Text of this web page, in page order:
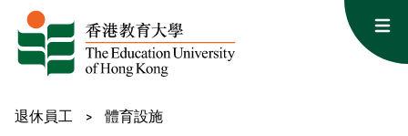
跳至主要內容
退休員工 > 體育設施